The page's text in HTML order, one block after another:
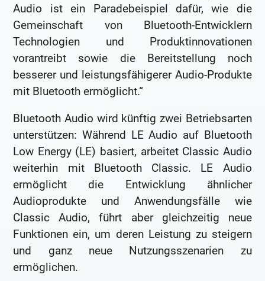
Audio ist ein Paradebeispiel dafür, wie die
Gemeinschaft von Bluetooth-Entwicklern
Technologien und Produktinnovationen
vorantreibt sowie die Bereitstellung noch
besserer und leistungsfähigerer Audio-Produkte
mit Bluetooth ermöglicht.“
Bluetooth Audio wird künftig zwei Betriebsarten
unterstützen: Während LE Audio auf Bluetooth
Low Energy (LE) basiert, arbeitet Classic Audio
weiterhin mit Bluetooth Classic. LE Audio
ermöglicht die Entwicklung ähnlicher
Audioprodukte und Anwendungsfälle wie
Classic Audio, führt aber gleichzeitig neue
Funktionen ein, um deren Leistung zu steigern
und ganz neue Nutzungsszenarien zu
ermöglichen.